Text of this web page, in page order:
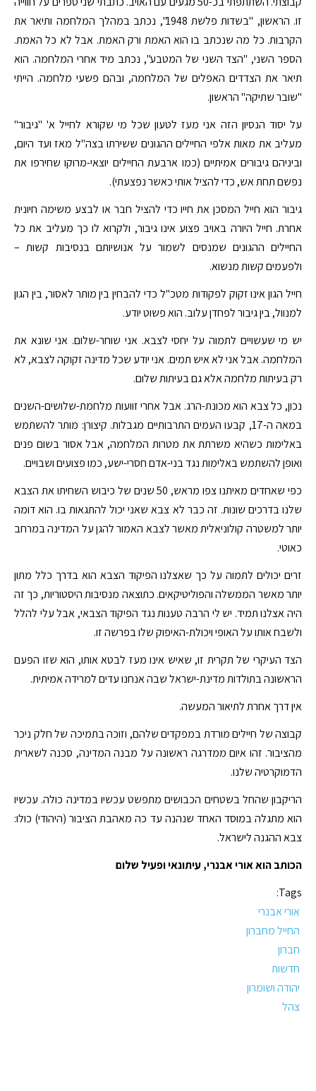
זו. הראשון, "בשדות פלשת 1948", נכתב במהלך המלחמה ותיאר את
הקרבות. כל מה שנכתב בו הוא האמת ורק האמת. אבל לא כל האמת.
הספר השני, "הצד השני של המטבע", נכתב מיד אחרי המלחמה. הוא
תיאר את הצדדים האפלים של המלחמה, ובהם פשעי מלחמה. הייתי
"שובר שתיקה" הראשון.
על יסוד הנסיון הזה אני מעז לטעון שכל מי שקורא לחייל א' "גיבור"
מעליב את מאות אלפי החיילים ההגונים ששירתו בצה"ל מאז ועד היום,
וביניהם גיבורים אמיתיים (כמו ארבעת החיילים יוצאי-מרוקו שחירפו את
נפשם תחת אש, כדי להציל אותי כאשר נפצעתי).
גיבור הוא חייל המסכן את חייו כדי להציל חבר או לבצע משימה חיונית
אחרת. חייל היורה באויב פצוע אינו גיבור, ולקרוא לו כך מעליב את כל
החיילים ההגונים שמנסים לשמור על אנושיותם בנסיבות קשות –
ולפעמים קשות מנשוא.
חייל הגון אינו זקוק לפקודות מטכ"ל כדי להבחין בין מותר לאסור, בין הגון
למנוול, בין גיבור לפחדן עלוב. הוא פשוט יודע.
יש מי שעשויים לתמוה על יחסי לצבא. אני שוחר-שלום. אני שונא את
המלחמה. אבל אני לא איש תמים. אני יודע שכל מדינה זקוקה לצבא, לא
רק בעיתות מלחמה אלא גם בעיתות שלום.
נכון, כל צבא הוא מכונת-הרג. אבל אחרי זוועות מלחמת-שלושים-השנים
במאה ה-17, קבעו העמים התרבותיים מגבלות. קיצורן: מותר להשתמש
באלימות כשהיא משרתת את מטרות המלחמה, אבל אסור בשום פנים
ואופן להשתמש באלימות נגד בני-אדם חסרי-ישע, כמו פצועים ושבויים.
כפי שאחדים מאיתנו צפו מראש, 50 שנים של כיבוש השחיתו את הצבא
שלנו בדרכים שונות. זה כבר לא צבא שאני יכול להתגאות בו. הוא דומה
יותר למשטרה קולוניאלית מאשר לצבא האמור להגן על המדינה במרחב
כאוטי.
זרים יכולים לתמוה על כך שאצלנו הפיקוד הצבא הוא בדרך כלל מתון
יותר מאשר הממשלה והפוליטיקאים. כתוצאה מנסיבות היסטוריות, כך זה
היה אצלנו תמיד. יש לי הרבה טענות נגד הפיקוד הצבאי, אבל עלי להלל
ולשבח אותו על האופי ויכולת-האיפוק שלו בפרשה זו.
הצד העיקרי של תקרית זו, שאיש אינו מעז לבטא אותו, הוא שזו הפעם
הראשונה בתולדות מדינת-ישראל שבה אנחנו עדים למרידה אמיתית.
אין דרך אחרת לתיאור המעשה.
קבוצה של חיילים מורדת במפקדים שלהם, וזוכה בתמיכה של חלק ניכר
מהציבור. זהו איום ממדרגה ראשונה על מבנה המדינה, סכנה לשארית
הדמוקרטיה שלנו.
הריקבון שהחל בשטחים הכבושים מתפשט עכשיו במדינה כולה. עכשיו
הוא מתגלה במוסד האחד שנהנה עד כה מאהבת הציבור (היהודי) כולו:
צבא ההגנה לישראל.
הכותב הוא אורי אבנרי, עיתונאי ופעיל שלום
Tags:
אורי אבנרי
החייל מחברון
חברון
חדשות
יהודה ושומרון
צהל